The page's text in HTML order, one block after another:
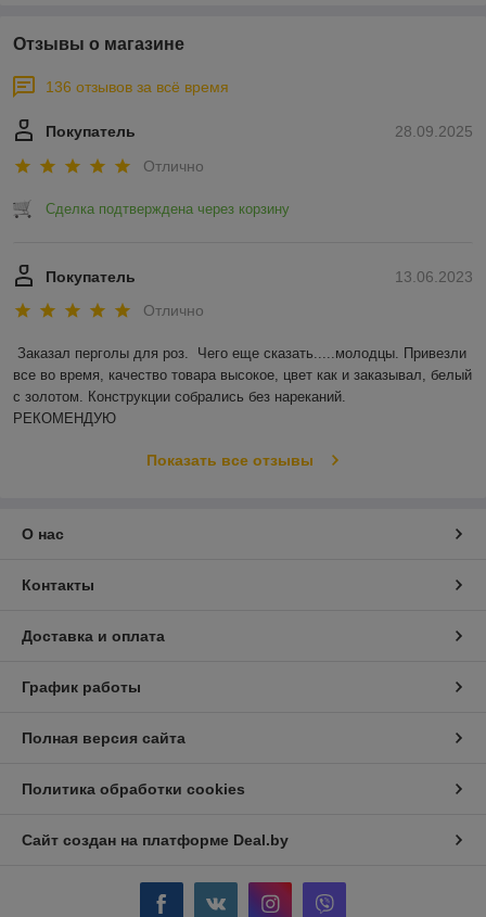
Отзывы о магазине
136 отзывов за всё время
28.09.2025
Покупатель
Отлично
Сделка подтверждена через корзину
13.06.2023
Покупатель
Отлично
Заказал перголы для роз.  Чего еще сказать.....молодцы. Привезли
все во время, качество товара высокое, цвет как и заказывал, белый
с золотом. Конструкции собрались без нареканий.
РЕКОМЕНДУЮ
Показать все отзывы
О нас
Контакты
Доставка и оплата
График работы
Полная версия сайта
Политика обработки cookies
Сайт создан на платформе Deal.by